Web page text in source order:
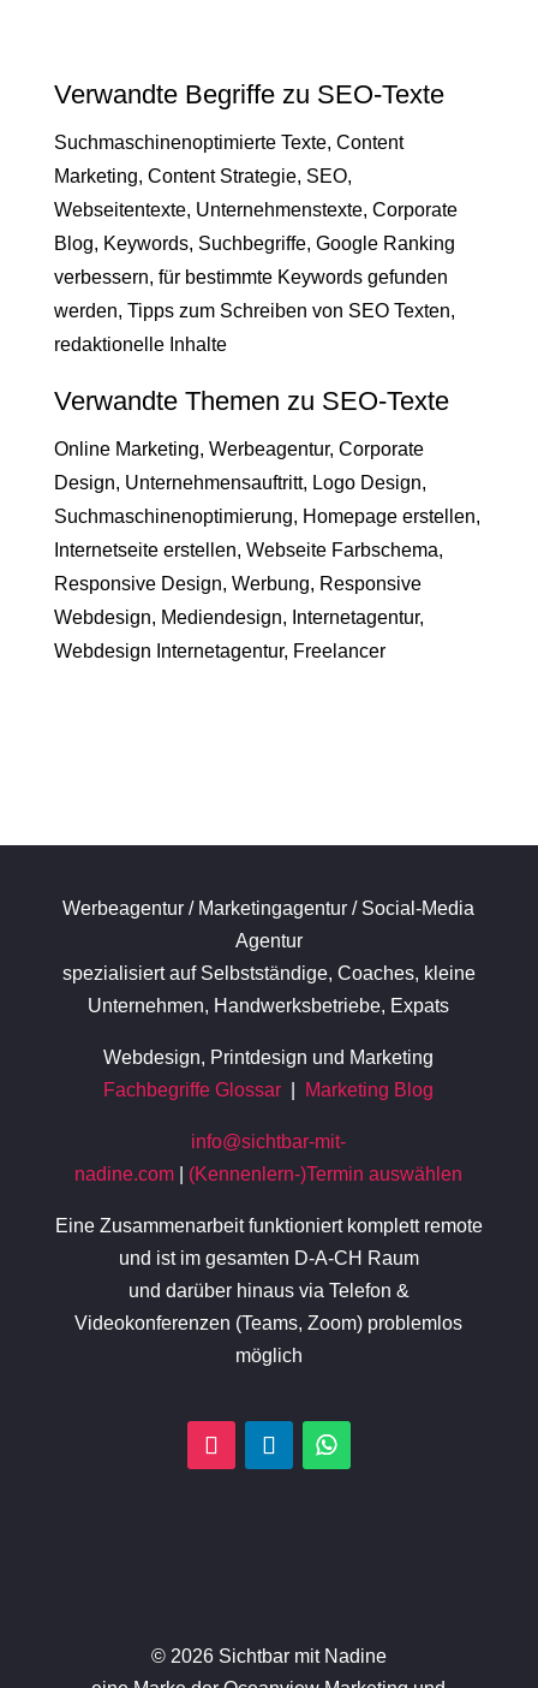
Verwandte Begriffe zu SEO-Texte
Suchmaschinenoptimierte Texte, Content
Marketing, Content Strategie, SEO,
Webseitentexte, Unternehmenstexte, Corporate
Blog, Keywords, Suchbegriffe, Google Ranking
verbessern, für bestimmte Keywords gefunden
werden, Tipps zum Schreiben von SEO Texten,
redaktionelle Inhalte
Verwandte Themen zu SEO-Texte
Online Marketing, Werbeagentur, Corporate
Design, Unternehmensauftritt, Logo Design,
Suchmaschinenoptimierung, Homepage erstellen,
Internetseite erstellen, Webseite Farbschema,
Responsive Design, Werbung, Responsive
Webdesign, Mediendesign, Internetagentur,
Webdesign Internetagentur, Freelancer
Werbeagentur / Marketingagentur / Social-Media
Agentur
spezialisiert auf Selbstständige, Coaches, kleine
Unternehmen, Handwerksbetriebe, Expats
Webdesign, Printdesign und Marketing
Fachbegriffe Glossar
Marketing Blog
info@sichtbar-mit-
nadine.com
(Kennenlern-)Termin auswählen
Eine Zusammenarbeit funktioniert komplett remote
und ist im gesamten D-A-CH Raum
und darüber hinaus via Telefon &
Videokonferenzen (Teams, Zoom) problemlos
möglich
© 2026 Sichtbar mit Nadine